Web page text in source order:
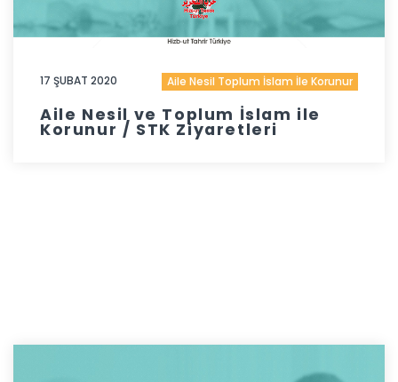
17 ŞUBAT 2020 Aile Nesil Toplum İslam İle Korunur
Aile Nesil ve Toplum İslam ile
Korunur / STK Ziyaretleri